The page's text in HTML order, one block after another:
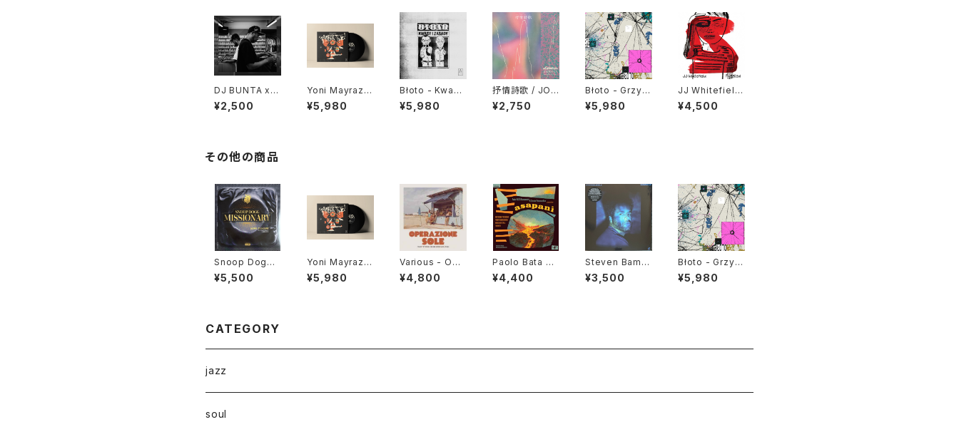
DJ BUNTA x D
USTY HUSKY
- 47 CAMPiN
¥2,500
Yoni Mayraz -
Dybbuk Tse!
"LP"
¥5,980
Błoto - Kwasy
I Zasady "LP"
¥5,980
抒情詩歌 / JOJ
ŌSHĪKA "CD"
¥2,750
Błoto - Grzyb
y "LP"
¥5,980
JJ Whitefield
- Puzzled "L
P"
¥4,500
その他の商品
Snoop Dogg -
Missionary "L
P"
¥5,500
Yoni Mayraz -
Dybbuk Tse!
"LP"
¥5,980
Various - Ope
razione Sole
(Italian Pop R
¥4,800
Paolo Bata Bi
anconcini & Ci
rcolo Psicona
¥4,400
Steven Bamid
ele - Summin
g Up "LP"
¥3,500
Błoto - Grzyb
y "LP"
¥5,980
CATEGORY
jazz
soul